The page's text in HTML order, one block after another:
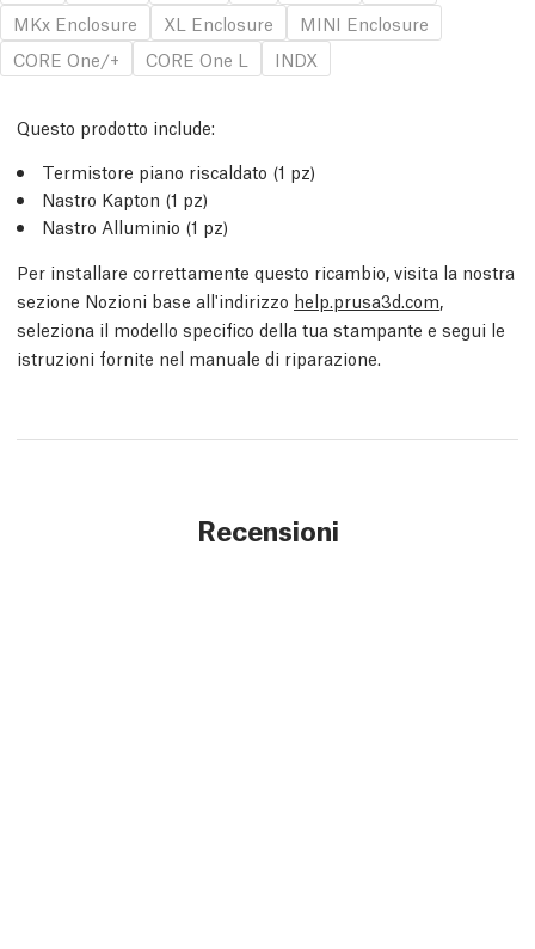
MKx Enclosure
XL Enclosure
MINI Enclosure
CORE One/+
CORE One L INDX
Questo prodotto include:
Termistore piano riscaldato (1 pz)
Nastro Kapton (1 pz)
Nastro Alluminio (1 pz)
Per installare correttamente questo ricambio, visita la nostra
sezione Nozioni base all'indirizzo help.prusa3d.com,
seleziona il modello specifico della tua stampante e segui le
istruzioni fornite nel manuale di riparazione.
Recensioni